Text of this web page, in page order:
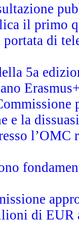
il primo
portata di
5a
e la
di EUR